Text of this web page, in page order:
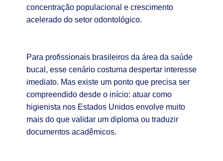
concentração populacional e crescimento
acelerado do setor odontológico.
Para profissionais brasileiros da área da saúde
bucal, esse cenário costuma despertar interesse
imediato. Mas existe um ponto que precisa ser
compreendido desde o início: atuar como
higienista nos Estados Unidos envolve muito
mais do que validar um diploma ou traduzir
documentos acadêmicos.